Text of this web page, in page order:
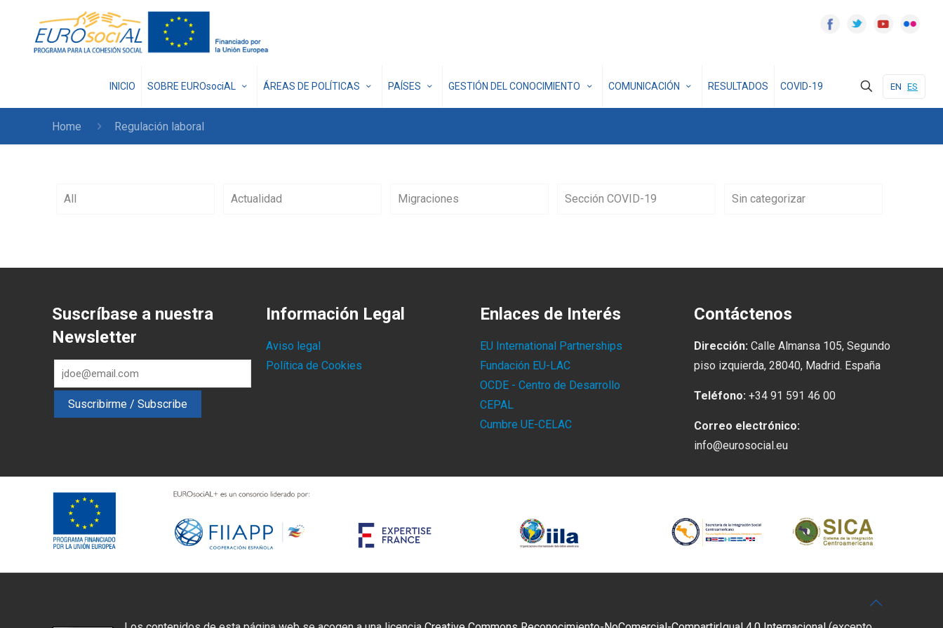
INICIO SOBRE EUROsociAL ÁREAS DE POLÍTICAS PAÍSES GESTIÓN DEL CONOCIMIENTO COMUNICACIÓN RESULTADOS COVID-19 EN ES
Home Regulación laboral
All Actualidad Migraciones Sección COVID-19 Sin categorizar
Suscríbase a nuestra
Newsletter
Información Legal
Aviso legal
Política de Cookies
Enlaces de Interés
EU International Partnerships
Fundación EU-LAC
OCDE - Centro de Desarrollo
CEPAL
Cumbre UE-CELAC
Contáctenos
Dirección: Calle Almansa 105, Segundo
piso izquierda, 28040, Madrid. España
Teléfono: +34 91 591 46 00
Correo electrónico:
info@eurosocial.eu